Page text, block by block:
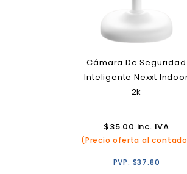
Cámara De Seguridad
Inteligente Nexxt
2k
$35.00 inc. IVA
(Precio oferta al
PVP: $37.80